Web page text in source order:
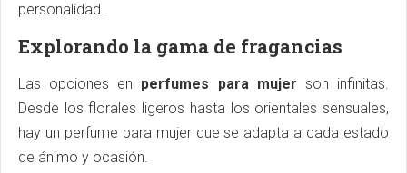
personalidad.
Explorando la gama de fragancias
Las opciones en perfumes para mujer son infinitas.
Desde los florales ligeros hasta los orientales sensuales,
hay un perfume para mujer que se adapta a cada estado
de ánimo y ocasión.